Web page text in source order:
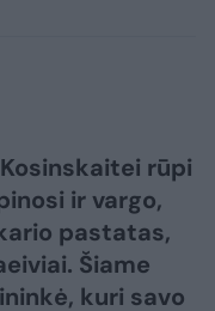
rūpi
ir vargo,
pastatas,
Šiame
kuri savo